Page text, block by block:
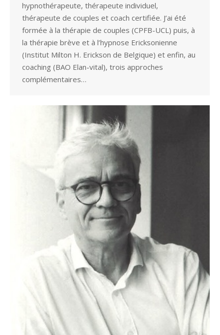
hypnothérapeute, thérapeute individuel,
thérapeute de couples et coach certifiée. J’ai été
formée à la thérapie de couples (CPFB-UCL) puis, à
la thérapie brève et à l’hypnose Ericksonienne
(Institut Milton H. Erickson de Belgique) et enfin, au
coaching (BAO Elan-vital), trois approches
complémentaires…